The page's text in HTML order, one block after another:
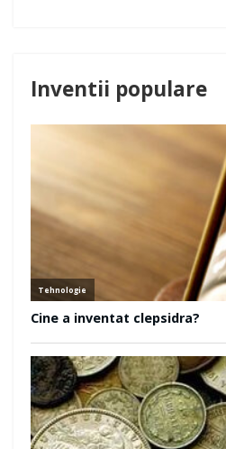
Inventii populare